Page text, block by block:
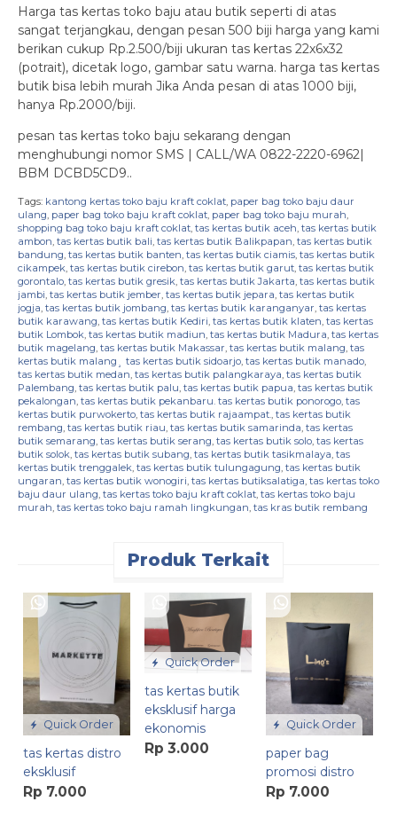
Harga tas kertas toko baju atau butik seperti di atas
sangat terjangkau, dengan pesan 500 biji harga yang kami
berikan cukup Rp.2.500/biji ukuran tas kertas 22x6x32
(potrait), dicetak logo, gambar satu warna. harga tas kertas
butik bisa lebih murah Jika Anda pesan di atas 1000 biji,
hanya Rp.2000/biji.
pesan tas kertas toko baju sekarang dengan
menghubungi nomor SMS | CALL/WA 0822-2220-6962|
BBM DCBD5CD9..
Tags: kantong kertas toko baju kraft coklat paper bag toko baju daur
ulang paper bag toko baju kraft coklat paper bag toko baju murah
shopping bag toko baju kraft coklat tas kertas butik aceh tas kertas butik
ambon tas kertas butik bali tas kertas butik Balikpapan tas kertas butik
bandung tas kertas butik banten tas kertas butik ciamis tas kertas butik
cikampek tas kertas butik cirebon tas kertas butik garut tas kertas butik
gorontalo tas kertas butik gresik tas kertas butik Jakarta tas kertas butik
jambi tas kertas butik jember tas kertas butik jepara tas kertas butik
jogja tas kertas butik jombang tas kertas butik karanganyar tas kertas
butik karawang tas kertas butik Kediri tas kertas butik klaten tas kertas
butik Lombok tas kertas butik madiun tas kertas butik Madura tas kertas
butik magelang tas kertas butik Makassar tas kertas butik malang tas
kertas butik malang¸ tas kertas butik sidoarjo tas kertas butik manado
tas kertas butik medan tas kertas butik palangkaraya tas kertas butik
Palembang tas kertas butik palu tas kertas butik papua tas kertas butik
pekalongan tas kertas butik pekanbaru. tas kertas butik ponorogo tas
kertas butik purwokerto tas kertas butik rajaampat. tas kertas butik
rembang tas kertas butik riau tas kertas butik samarinda tas kertas
butik semarang tas kertas butik serang tas kertas butik solo tas kertas
butik solok tas kertas butik subang tas kertas butik tasikmalaya tas
kertas butik trenggalek tas kertas butik tulungagung tas kertas butik
ungaran tas kertas butik wonogiri tas kertas butiksalatiga tas kertas toko
baju daur ulang tas kertas toko baju kraft coklat tas kertas toko baju
murah tas kertas toko baju ramah lingkungan tas kras butik rembang
Produk Terkait
Quick Order
tas kertas distro
eksklusif
Rp 7.000
Quick Order
tas kertas butik
eksklusif harga
ekonomis
Rp 3.000
Quick Order
paper bag
promosi distro
Rp 7.000